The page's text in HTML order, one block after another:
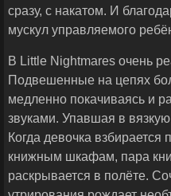
сразу, с накатом. И
мускул управляемого
В Little Nightmares очень
Подвешенные на цепях
медленно покачиваясь и
звуками. Упавшая в
Когда девочка
книжным шкафам, пара
раскрывается в полёте.